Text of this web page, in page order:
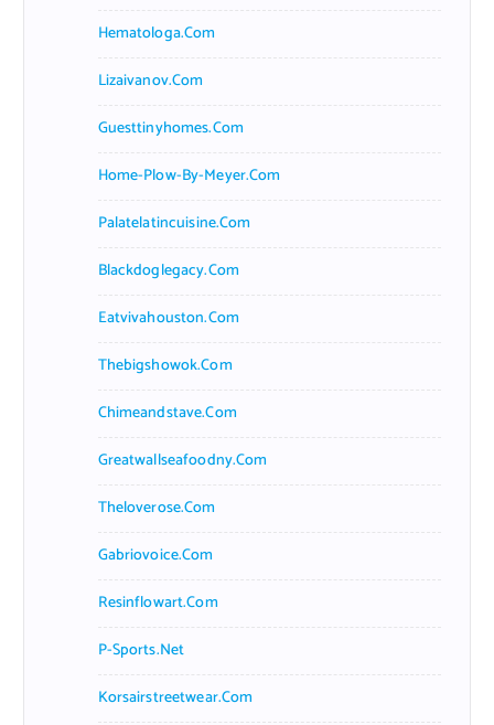
Hematologa.com
Lizaivanov.com
Guesttinyhomes.com
Home-Plow-By-Meyer.com
Palatelatincuisine.com
Blackdoglegacy.com
Eatvivahouston.com
Thebigshowok.com
Chimeandstave.com
Greatwallseafoodny.com
Theloverose.com
Gabriovoice.com
Resinflowart.com
P-Sports.net
Korsairstreetwear.com